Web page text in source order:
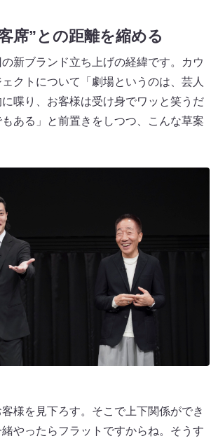
席”との距離を縮める
新ブランド立ち上げの経緯です。カウ
クトについて「劇場というのは、芸人
喋り、お客様は受け身でワッと笑うだ
ある」と前置きをしつつ、こんな草案
客様を見下ろす。そこで上下関係ができ
やったらフラットですからね。そうす